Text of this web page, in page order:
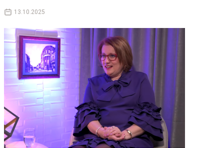
13.10.2025